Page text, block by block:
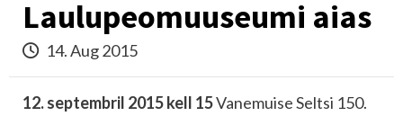
Laulupeomuuseumi aias
14. Aug 2015
12. septembril 2015 kell 15Vanemuise Seltsi 150.